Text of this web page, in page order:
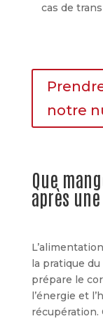
cas de
notre
Que
après
la pratique du
prépare le
l’énergie et
récupération.